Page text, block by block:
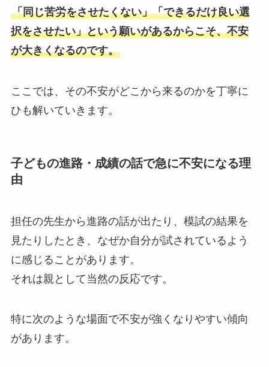
「同じ苦労をさせたくない」「できるだけ良い選
択をさせたい」という願いがあるからこそ、不安
が大きくなるのです。
ここでは、その不安がどこから来るのかを丁寧に
ひも解いていきます。
子どもの進路・成績の話で急に不安になる理
由
担任の先生から進路の話が出たり、模試の結果を
見たりしたとき、なぜか自分が試されているよう
に感じることがあります。
それは親として当然の反応です。
特に次のような場面で不安が強くなりやすい傾向
があります。